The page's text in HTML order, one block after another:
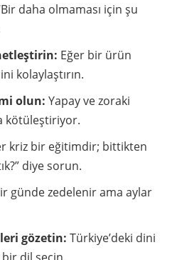
daha olmaması için şu
Eğer bir ürün
kolaylaştırın.
olun: Yapay ve zoraki
kötüleştiriyor.
kriz bir eğitimdir; bittikten
diye sorun.
günde zedelenir ama aylar
gözetin: Türkiye’deki dini